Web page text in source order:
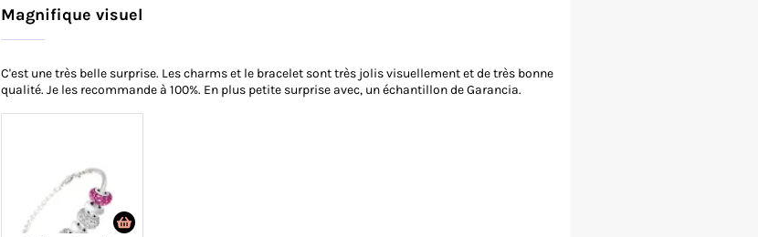
Magnifique visuel
C'est une très belle surprise. Les charms et le bracelet sont très jolis visuellement et de très bonne
qualité. Je les recommande à 100%. En plus petite surprise avec, un échantillon de Garancia.